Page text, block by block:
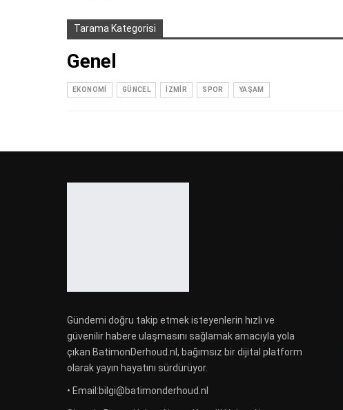
Tarama Kategorisi
Genel
EKONOMI GÜNCEL İZMIR SPOR YAŞAM
Gündemi doğru takip etmek isteyenlerin hızlı ve
güvenilir habere ulaşmasını sağlamak amacıyla yola
çıkan BatimonDerhoud.nl, bağımsız bir dijital platform
olarak yayın hayatını sürdürüyor.
• Email:bilgi@batimonderhoud.nl